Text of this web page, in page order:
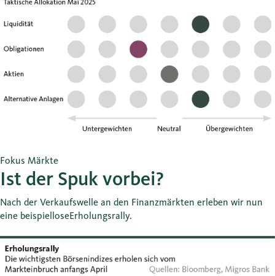
Fokus Märkte
Ist der Spuk vorbei?
Nach der Verkaufswelle an den Finanzmärkten erleben wir nun
eine beispielloseErholungsrally.